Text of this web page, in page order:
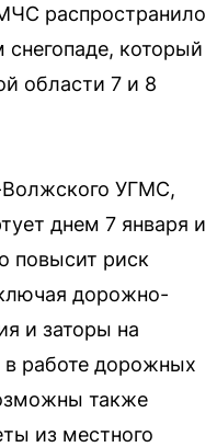
распространило
который
области 7 и 8
Волжского УГМС,
днем 7 января и
повысит риск
дорожно-
и заторы на
в работе дорожных
также
из местного